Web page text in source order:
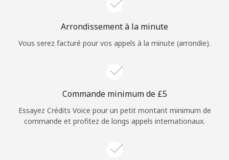
Arrondissement à la minute
Vous serez facturé pour vos appels à la minute (arrondie).
Commande minimum de ⁦£5⁩
Essayez Crédits Voice pour un petit montant minimum de
commande et profitez de longs appels internationaux.